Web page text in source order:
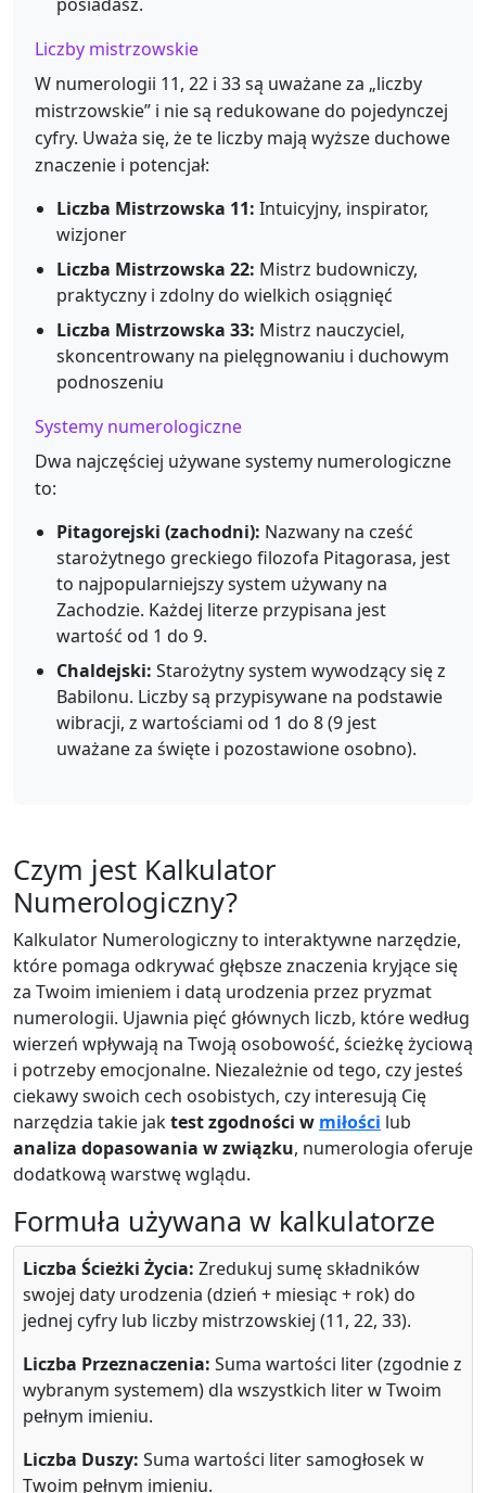
Liczby mistrzowskie
W numerologii 11, 22 i 33 są uważane za „liczby
mistrzowskie” i nie są redukowane do pojedynczej
cyfry. Uważa się, że te liczby mają wyższe duchowe
znaczenie i potencjał:
Liczba Mistrzowska 11: Intuicyjny, inspirator,
wizjoner
Liczba Mistrzowska 22: Mistrz budowniczy,
praktyczny i zdolny do wielkich osiągnięć
Liczba Mistrzowska 33: Mistrz nauczyciel,
skoncentrowany na pielęgnowaniu i duchowym
podnoszeniu
Systemy numerologiczne
Dwa najczęściej używane systemy numerologiczne
to:
Pitagorejski (zachodni): Nazwany na cześć
starożytnego greckiego filozofa Pitagorasa, jest
to najpopularniejszy system używany na
Zachodzie. Każdej literze przypisana jest
wartość od 1 do 9.
Chaldejski: Starożytny system wywodzący się z
Babilonu. Liczby są przypisywane na podstawie
wibracji, z wartościami od 1 do 8 (9 jest
uważane za święte i pozostawione osobno).
Czym jest Kalkulator
Numerologiczny?
Kalkulator Numerologiczny to interaktywne narzędzie,
które pomaga odkrywać głębsze znaczenia kryjące się
za Twoim imieniem i datą urodzenia przez pryzmat
numerologii. Ujawnia pięć głównych liczb, które według
wierzeń wpływają na Twoją osobowość, ścieżkę życiową
i potrzeby emocjonalne. Niezależnie od tego, czy jesteś
ciekawy swoich cech osobistych, czy interesują Cię
narzędzia takie jaktest zgodności w miłości lub
analiza dopasowania w związku, numerologia oferuje
dodatkową warstwę wglądu.
Formuła używana w kalkulatorze
Liczba Ścieżki Życia: Zredukuj sumę składników
swojej daty urodzenia (dzień + miesiąc + rok) do
jednej cyfry lub liczby mistrzowskiej (11, 22, 33).
Liczba Przeznaczenia: Suma wartości liter (zgodnie z
wybranym systemem) dla wszystkich liter w Twoim
pełnym imieniu.
Liczba Duszy: Suma wartości liter samogłosek w
Twoim pełnym imieniu.